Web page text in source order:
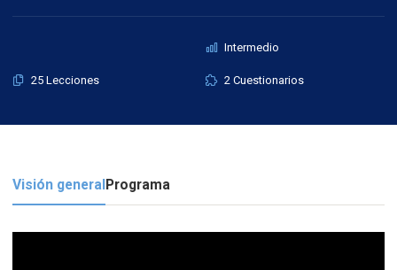
Intermedio
25 Lecciones 2 Cuestionarios
Visión generalPrograma